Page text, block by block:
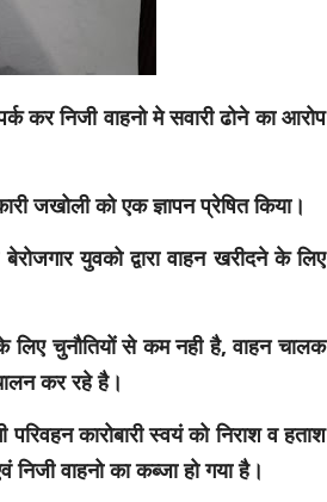
कर निजी वाहनो मे सवारी ढोने का आरोप
जखोली को एक ज्ञापन प्रेषित किया।
युवको द्वारा वाहन खरीदने के लिए
चुनौतियों से कम नही है, वाहन चालक
कर रहे है।
कारोबारी स्वयं को निराश व हताश
वाहनो का कब्जा हो गया है।